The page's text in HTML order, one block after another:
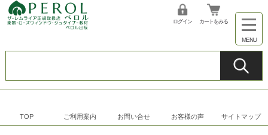
ログイン カートをみる
TOP ご利用案内 お問い合せ お客様の声 サイトマップ